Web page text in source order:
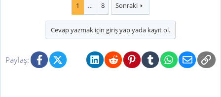
1 … 8 Sonraki
Cevap yazmak için giriş yap yada kayıt ol.
Paylaş: FacebookX (Twitter)BlueskyLinkedInRedditPinterestTumblrWhatsApp
E-posta